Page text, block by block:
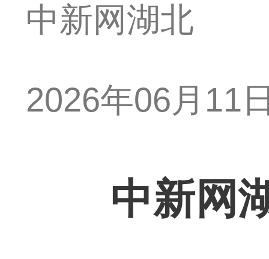
中新网湖北
2026年06月11
中新网